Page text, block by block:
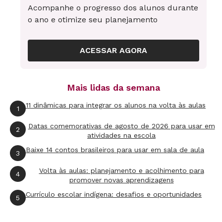
Acompanhe o progresso dos alunos durante
o ano e otimize seu planejamento
ACESSAR AGORA
Mais lidas da semana
1 11 dinâmicas para integrar os alunos na volta às aulas
2
Datas comemorativas de agosto de 2026 para usar em
atividades na escola
3 Baixe 14 contos brasileiros para usar em sala de aula
4
Volta às aulas: planejamento e acolhimento para
promover novas aprendizagens
5 Currículo escolar indígena: desafios e oportunidades